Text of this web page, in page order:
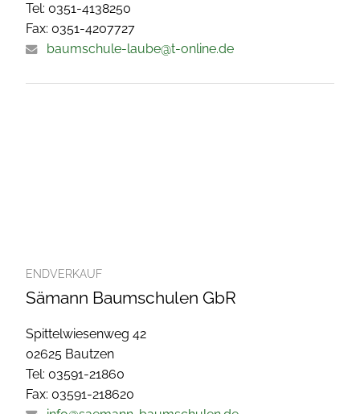
Tel: 0351-4138250
Fax: 0351-4207727
baumschule-laube@t-online.de
ENDVERKAUF
Sämann Baumschulen GbR
Spittelwiesenweg 42
02625 Bautzen
Tel: 03591-21860
Fax: 03591-218620